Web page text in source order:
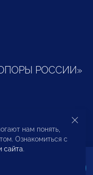
РОССИИ»
и
нам понять,
Ознакомиться с
сайта.